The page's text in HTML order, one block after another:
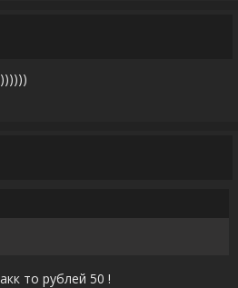
то рублей 50 !